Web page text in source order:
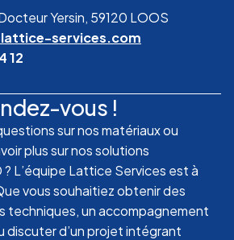
Yersin, 59120 LOOS
services.com
12
vous !
sur nos matériaux ou
plus sur nos solutions
? L’équipe Lattice Services est à
vous souhaitiez obtenir des
techniques, un accompagnement
discuter d’un projet intégrant